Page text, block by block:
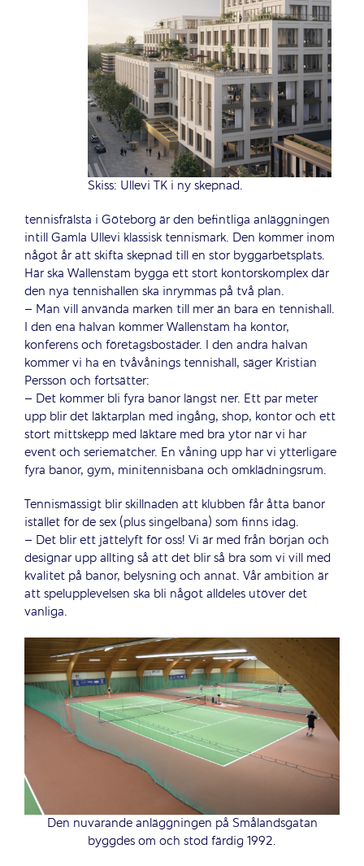
Skiss: Ullevi TK i ny skepnad.
tennisfrälsta i Göteborg är den befintliga anläggningen
intill Gamla Ullevi klassisk tennismark. Den kommer inom
något år att skifta skepnad till en stor byggarbetsplats.
Här ska Wallenstam bygga ett stort kontorskomplex där
den nya tennishallen ska inrymmas på två plan.
– Man vill använda marken till mer än bara en tennishall.
I den ena halvan kommer Wallenstam ha kontor,
konferens och företagsbostäder. I den andra halvan
kommer vi ha en tvåvånings tennishall, säger Kristian
Persson och fortsätter:
– Det kommer bli fyra banor längst ner. Ett par meter
upp blir det läktarplan med ingång, shop, kontor och ett
stort mittskepp med läktare med bra ytor när vi har
event och seriematcher. En våning upp har vi ytterligare
fyra banor, gym, minitennisbana och omklädningsrum.
Tennismässigt blir skillnaden att klubben får åtta banor
istället för de sex (plus singelbana) som finns idag.
– Det blir ett jättelyft för oss! Vi är med från början och
designar upp allting så att det blir så bra som vi vill med
kvalitet på banor, belysning och annat. Vår ambition är
att spelupplevelsen ska bli något alldeles utöver det
vanliga.
Den nuvarande anläggningen på Smålandsgatan
byggdes om och stod färdig 1992.